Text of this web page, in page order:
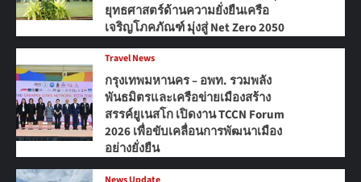
ยุทธศาสตร์ด้านความยั่งยืนเครือ
เจริญโภคภัณฑ์ มุ่งสู่ Net Zero 2050
Travel News
กรุงเทพมหานคร – อพท. รวมพลัง
พันธมิตรและเครือข่ายเมืองสร้าง
สรรค์ยูเนสโก เปิดงาน TCCN Forum
2026 เพื่อขับเคลื่อนการพัฒนาเมือง
อย่างยั่งยืน